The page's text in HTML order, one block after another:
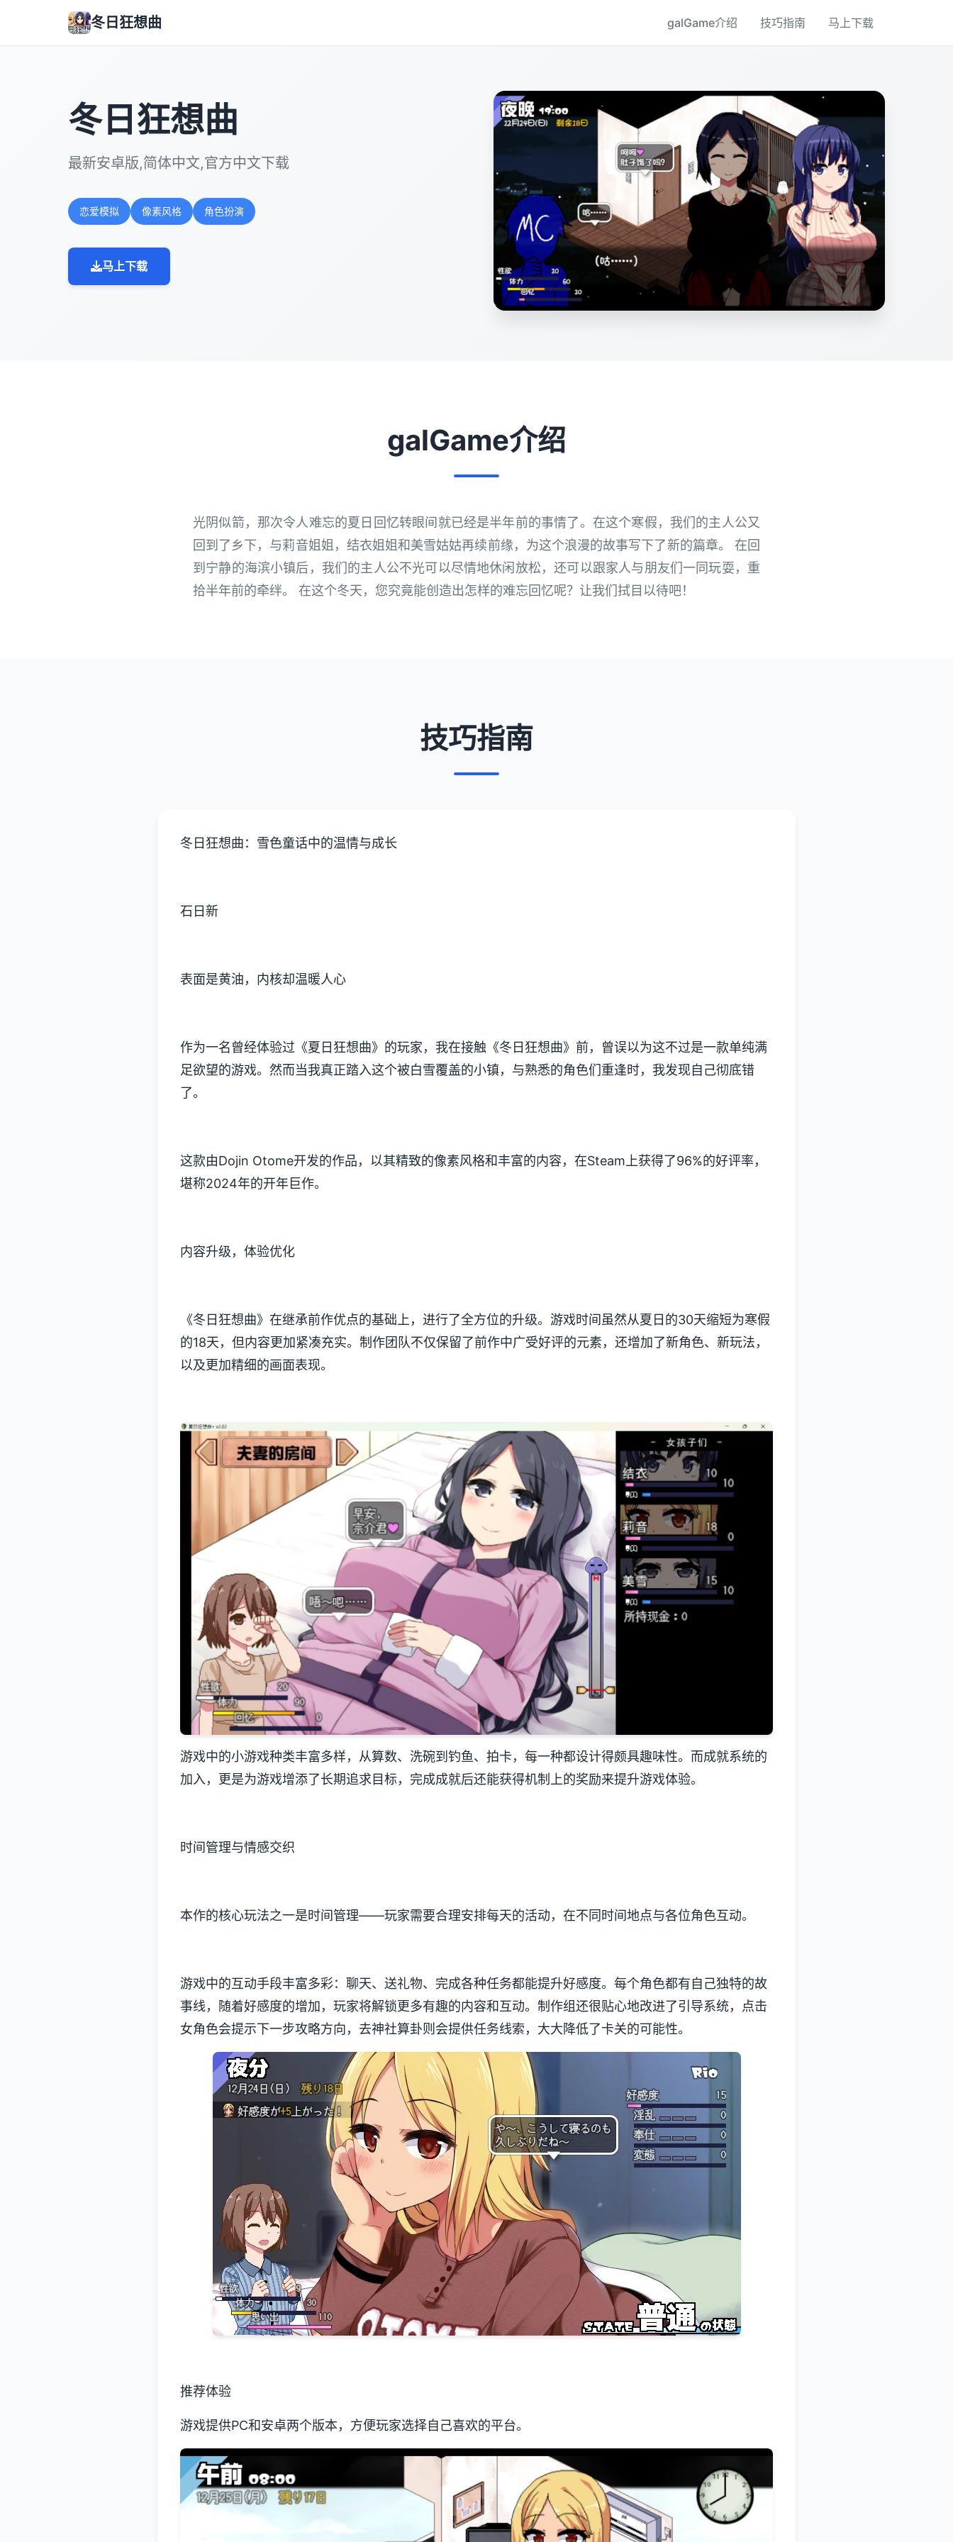
冬日狂想曲 galGame介绍 技巧指南 马上下载
冬日狂想曲
最新安卓版,简体中文,官方中文下载
恋爱模拟 像素风格 角色扮演
马上下载
galGame介绍
光阴似箭，那次令人难忘的夏日回忆转眼间就已经是半年前的事情了。在这个寒假，我们的主人公又
回到了乡下，与莉音姐姐，结衣姐姐和美雪姑姑再续前缘，为这个浪漫的故事写下了新的篇章。 在回
到宁静的海滨小镇后，我们的主人公不光可以尽情地休闲放松，还可以跟家人与朋友们一同玩耍，重
拾半年前的牵绊。 在这个冬天，您究竟能创造出怎样的难忘回忆呢？让我们拭目以待吧！
技巧指南
冬日狂想曲：雪色童话中的温情与成长
石日新
表面是黄油，内核却温暖人心
作为一名曾经体验过《夏日狂想曲》的玩家，我在接触《冬日狂想曲》前，曾误以为这不过是一款​​单纯满
足欲望的游戏​​。然而当我真正踏入这个被白雪覆盖的小镇，与熟悉的角色们重逢时，我发现自己彻底错
了。
这款由Dojin Otome开发的作品，以其精致的像素风格和丰富的内容，在Steam上获得了​​96%的好评率​​，
堪称2024年的开年巨作。
内容升级，体验优化
《冬日狂想曲》在继承前作优点的基础上，进行了全方位的升级。游戏时间虽然从夏日的30天缩短为寒假
的18天，但内容更加紧凑充实。制作团队不仅保留了前作中广受好评的元素，还增加了​​新角色、新玩法​​，
以及更加精细的画面表现。
游戏中的小游戏种类丰富多样，从算数、洗碗到钓鱼、拍卡，每一种都设计得颇具趣味性。而​​成就系统的
加入​​，更是为游戏增添了长期追求目标，完成成就后还能获得机制上的奖励来提升游戏体验。
时间管理与情感交织
本作的核心玩法之一是时间管理——玩家需要合理安排每天的活动，在不同时间地点与各位角色互动。
游戏中的​​互动手段丰富多彩​​：聊天、送礼物、完成各种任务都能提升好感度。每个角色都有自己独特的故
事线，随着好感度的增加，玩家将解锁更多有趣的内容和互动。制作组还很贴心地改进了引导系统，点击
女角色会提示下一步攻略方向，去神社算卦则会提供任务线索，大大降低了卡关的可能性。
推荐体验
游戏提供PC和安卓两个版本，方便玩家选择自己喜欢的平台。